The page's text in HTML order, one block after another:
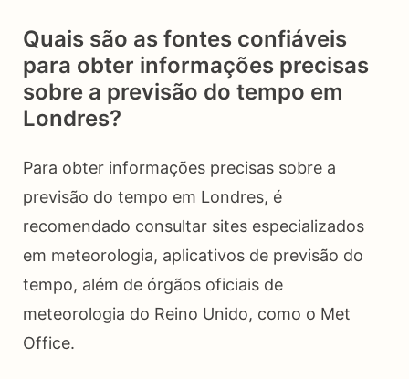
Quais são as fontes confiáveis
para obter informações precisas
sobre a previsão do tempo em
Londres?
Para obter informações precisas sobre a
previsão do tempo em Londres, é
recomendado consultar sites especializados
em meteorologia, aplicativos de previsão do
tempo, além de órgãos oficiais de
meteorologia do Reino Unido, como o Met
Office.